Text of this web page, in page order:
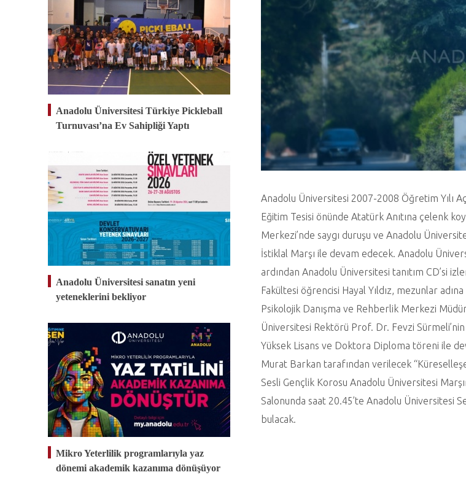
Anadolu Üniversitesi 2007-2008 Öğretim Yılı
Eğitim Tesisi önünde Atatürk Anıtına çelenk
Merkezi’nde saygı duruşu ve Anadolu
İstiklal Marşı ile devam edecek. Anadolu
ardından Anadolu Üniversitesi tanıtım CD’si
Fakültesi öğrencisi Hayal Yıldız, mezunlar
Psikolojik Danışma ve Rehberlik Merkezi
Üniversitesi Rektörü Prof. Dr. Fevzi
Yüksek Lisans ve Doktora Diploma töreni ile
Murat Barkan tarafından verilecek
Sesli Gençlik Korosu Anadolu Üniversitesi
Salonunda saat 20.45’te Anadolu Üniversitesi
bulacak.
Anadolu Üniversitesi Türkiye Pickleball
Turnuvası’na Ev Sahipliği Yaptı
Anadolu Üniversitesi sanatın yeni
yeteneklerini bekliyor
Mikro Yeterlilik programlarıyla yaz
dönemi akademik kazanıma dönüşüyor